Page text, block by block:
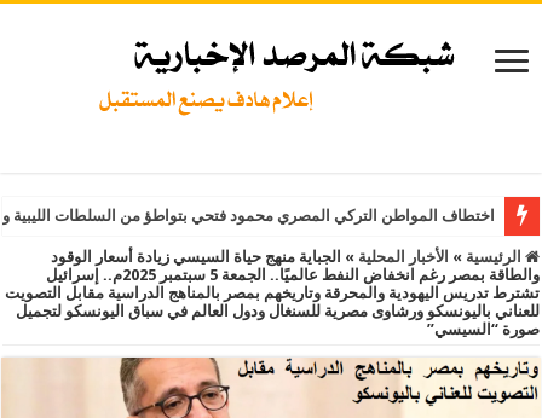
اختطاف المواطن التركي المصري محمود فتحي بتواطؤ من السلطات
الرئيسية » الأخبار المحلية » الجباية منهج حياة السيسي زيادة أسعار الوقود
والطاقة بمصر رغم انخفاض النفط عالميًا.. الجمعة 5 سبتمبر 2025م.. إسرائيل
تشترط تدريس اليهودية والمحرقة وتاريخهم بمصر بالمناهج الدراسية مقابل التصويت
للعناني باليونسكو ورشاوى مصرية للسنغال ودول العالم في سباق اليونسكو لتجميل
صورة “السيسي”